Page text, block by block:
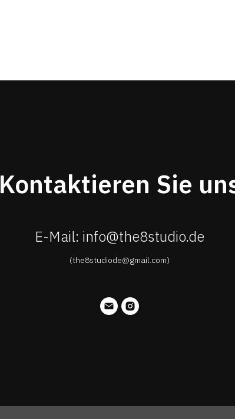
Kontaktieren Sie
E-Mail: info@the8studio.de
(the8studiode@gmail.com)